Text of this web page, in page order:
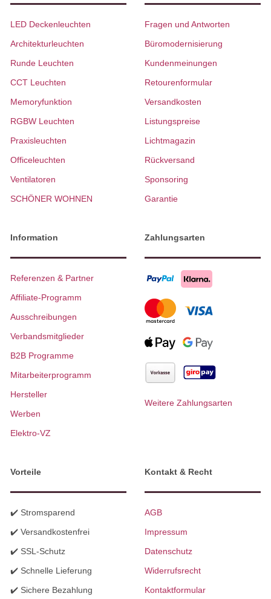
LED Deckenleuchten
Architekturleuchten
Runde Leuchten
CCT Leuchten
Memoryfunktion
RGBW Leuchten
Praxisleuchten
Officeleuchten
Ventilatoren
SCHÖNER WOHNEN
Fragen und Antworten
Büromodernisierung
Kundenmeinungen
Retourenformular
Versandkosten
Listungspreise
Lichtmagazin
Rückversand
Sponsoring
Garantie
Information
Referenzen & Partner
Affiliate-Programm
Ausschreibungen
Verbandsmitglieder
B2B Programme
Mitarbeiterprogramm
Hersteller
Werben
Elektro-VZ
Zahlungsarten
Weitere Zahlungsarten
Vorteile
✔️ Stromsparend
✔️ Versandkostenfrei
✔️ SSL-Schutz
✔️ Schnelle Lieferung
✔️ Sichere Bezahlung
Kontakt & Recht
AGB
Impressum
Datenschutz
Widerrufsrecht
Kontaktformular